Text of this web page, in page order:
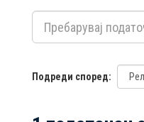
Подреди според